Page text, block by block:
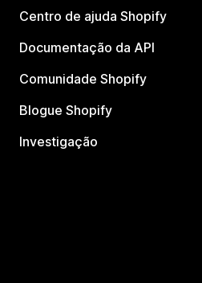
Centro de ajuda Shopify
Documentação da API
Comunidade Shopify
Blogue Shopify
Investigação